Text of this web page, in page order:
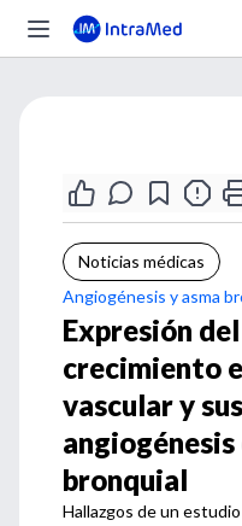
Noticias médicas
Angiogénesis y asma
Expresión
crecimiento
vascular y
angiogénesis
bronquial
Hallazgos de un